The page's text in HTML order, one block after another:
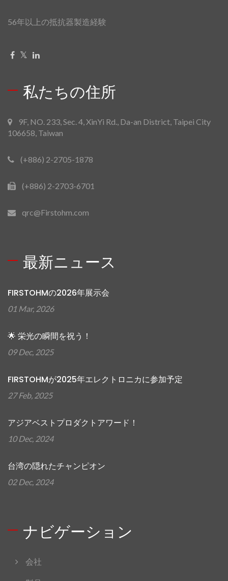
56年以上の抵抗器製造経験
私たちの住所
9F, NO. 233, Sec. 4, XinYi Rd., Da-an District, Taipei City
106658, Taiwan
(+886) 2-2705-1878
(+886) 2-2703-6701
qrc@Firstohm.com
最新ニュース
FIRSTOHMの2026年展示会
01 Mar, 2026
🌟 栄光の瞬間を祝う！
09 Dec, 2025
FIRSTOHMが2025年エレクトロニカに参加予定
27 Feb, 2025
アジアベストプロダクトアワード！
10 Dec, 2024
台湾の隠れたチャンピオン
02 Dec, 2024
ナビゲーション
会社